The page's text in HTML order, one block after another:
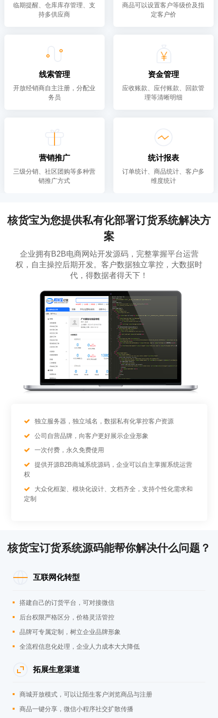
临期提醒、仓库库存管理、支
持多供应商
商品可以设置客户等级价及指
定客户价
线索管理
开放经销商自主注册，分配业
务员
资金管理
应收账款、应付账款、回款管
理等清晰明细
营销推广
三级分销、社区团购等多种营
销推广方式
统计报表
订单统计、商品统计、客户多
维度统计
核货宝为您提供私有化部署订货系统解决方
案
企业拥有B2B电商网站开发源码，完整掌握平台运营
权，自主操控后期开发。客户数据独立掌控，大数据时
代，得数据者得天下！
独立服务器，独立域名，数据私有化掌控客户资源
公司自营品牌，向客户更好展示企业形象
一次付费，永久免费使用
提供开源B2B商城系统源码，企业可以自主掌握系统运营
权
大众化框架、模块化设计、文档齐全，支持个性化需求和
定制
核货宝订货系统源码能帮你解决什么问题？
互联网化转型
搭建自己的订货平台，可对接微信
后台权限严格区分，价格灵活管控
品牌可专属定制，树立企业品牌形象
全流程信息化处理，企业人力成本大大降低
拓展生意渠道
商城开放模式，可以让陌生客户浏览商品与注册
商品一键分享，微信小程序社交扩散传播